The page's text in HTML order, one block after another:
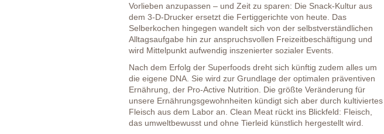
Vorlieben anzupassen – und Zeit zu sparen: Die Snack-Kultur aus
dem 3-D-Drucker ersetzt die Fertiggerichte von heute. Das
Selberkochen hingegen wandelt sich von der selbstverständlichen
Alltagsaufgabe hin zur anspruchsvollen Freizeitbeschäftigung und
wird Mittelpunkt aufwendig inszenierter sozialer Events.
Nach dem Erfolg der Superfoods dreht sich künftig zudem alles um
die eigene DNA. Sie wird zur Grundlage der optimalen präventiven
Ernährung, der Pro-Active Nutrition. Die größte Veränderung für
unsere Ernährungsgewohnheiten kündigt sich aber durch kultiviertes
Fleisch aus dem Labor an. Clean Meat rückt ins Blickfeld: Fleisch,
das umweltbewusst und ohne Tierleid künstlich hergestellt wird.